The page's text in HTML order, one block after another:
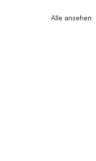
Alle ansehen